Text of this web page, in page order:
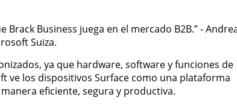
Business juega en el mercado B2B.” -
Suiza.
ya que hardware, software y funciones de
ve los dispositivos Surface como una plataforma
eficiente, segura y productiva.